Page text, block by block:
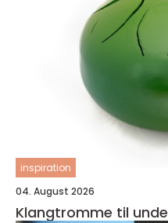
inspiration
04. August 2026
Klangtromme til